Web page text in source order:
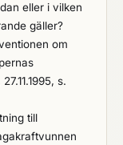
eller i vilken
gäller?
om
s.
till